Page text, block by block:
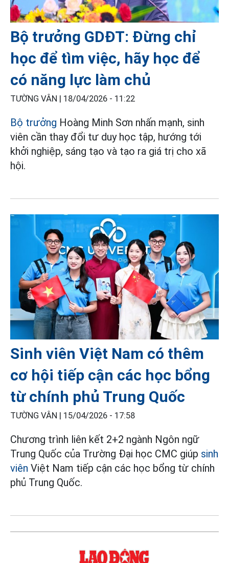
Bộ trưởng GDĐT: Đừng chỉ
học để tìm việc, hãy học để
có năng lực làm chủ
TƯỜNG VÂN | 18/04/2026 - 11:22
Bộ trưởng Hoàng Minh Sơn nhấn mạnh, sinh
viên cần thay đổi tư duy học tập, hướng tới
khởi nghiệp, sáng tạo và tạo ra giá trị cho xã
hội.
Sinh viên Việt Nam có thêm
cơ hội tiếp cận các học bổng
từ chính phủ Trung Quốc
TƯỜNG VÂN | 15/04/2026 - 17:58
Chương trình liên kết 2+2 ngành Ngôn ngữ
Trung Quốc của Trường Đại học CMC giúp sinh
viên Việt Nam tiếp cận các học bổng từ chính
phủ Trung Quốc.